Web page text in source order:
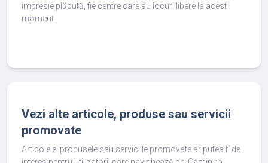
impresie plăcută, fie centre care au locuri libere la acest
moment.
Vezi alte articole, produse sau servicii
promovate
Articolele, produsele sau serviciile promovate ar putea fi de